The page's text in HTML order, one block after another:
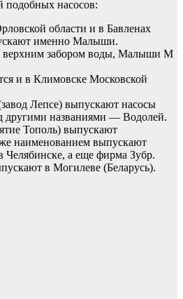
подобных насосов:
области и в Бавленах
именно Малыши.
верхним забором воды, Малыши М
и в Климовске Московской
Лепсе) выпускают насосы
другими названиями — Водолей.
Тополь) выпускают
наименованием выпускают
Челябинске, а еще фирма Зубр.
в Могилеве (Беларусь).